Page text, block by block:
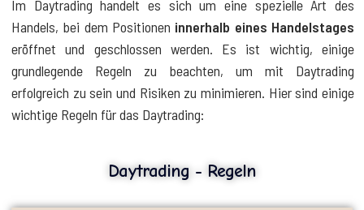
Im Daytrading handelt es sich um eine spezielle Art des
Handels, bei dem Positionen innerhalb eines Handelstages
eröffnet und geschlossen werden. Es ist wichtig, einige
grundlegende Regeln zu beachten, um mit Daytrading
erfolgreich zu sein und Risiken zu minimieren. Hier sind einige
wichtige Regeln für das Daytrading:
Daytrading - Regeln